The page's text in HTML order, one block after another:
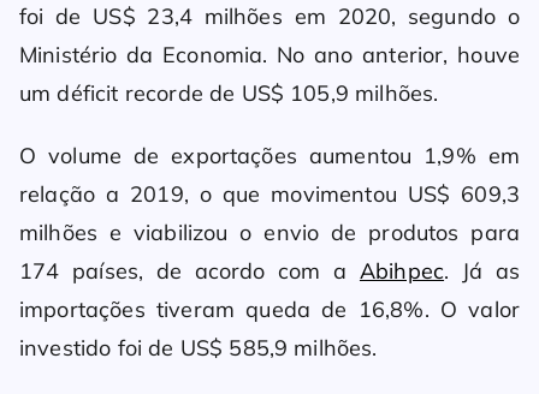
foi de US$ 23,4 milhões em 2020, segundo o
Ministério da Economia. No ano anterior, houve
um déficit recorde de US$ 105,9 milhões.
O volume de exportações aumentou 1,9% em
relação a 2019, o que movimentou US$ 609,3
milhões e viabilizou o envio de produtos para
174 países, de acordo com a Abihpec. Já as
importações tiveram queda de 16,8%. O valor
investido foi de US$ 585,9 milhões.